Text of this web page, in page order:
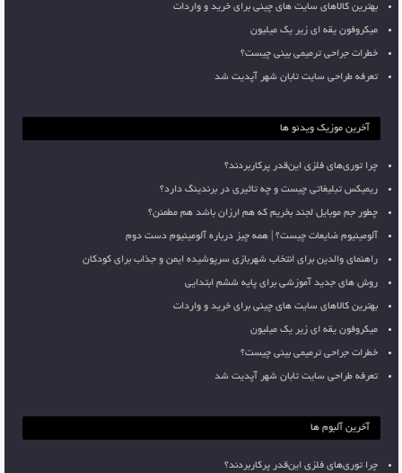
بهترین کالاهای سایت های چینی برای خرید و واردات
میکروفون یقه ای زیر یک میلیون
خطرات جراحی ترمیمی بینی چیست؟
تعرفه طراحی سایت تابان شهر آپدیت شد
آخرین موزیک ویدئو ها
چرا توری‌های فلزی این‌قدر پرکاربردند؟
ریمیکس تبلیغاتی چیست و چه تاثیری در برندینگ دارد؟
چطور جم موبایل لجند بخریم که هم ارزان باشد هم مطمئن؟
آلومینیوم ضایعات چیست؟ | همه چیز درباره آلومینیوم دست دوم
راهنمای والدین برای انتخاب شهربازی سرپوشیده ایمن و جذاب برای کودکان
روش های جدید آموزشی برای پایه ششم ابتدایی
بهترین کالاهای سایت های چینی برای خرید و واردات
میکروفون یقه ای زیر یک میلیون
خطرات جراحی ترمیمی بینی چیست؟
تعرفه طراحی سایت تابان شهر آپدیت شد
آخرین آلبوم ها
چرا توری‌های فلزی این‌قدر پرکاربردند؟